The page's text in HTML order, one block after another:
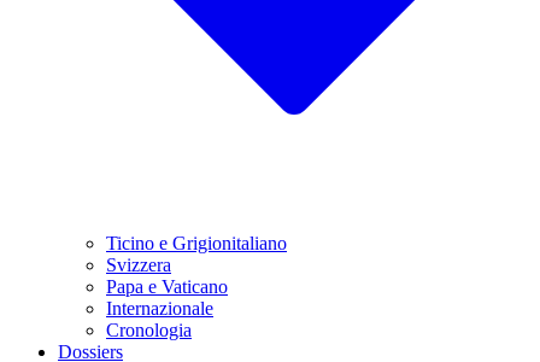
Ticino e Grigionitaliano
Svizzera
Papa e Vaticano
Internazionale
Cronologia
Dossiers